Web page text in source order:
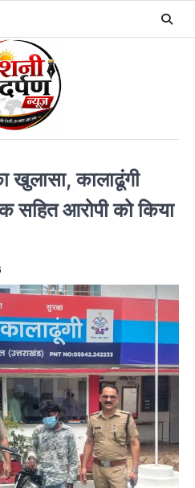
खुलासा, कालाढूंगी
सहित आरोपी को किया